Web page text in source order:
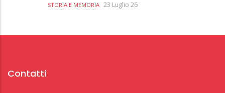
STORIA E MEMORIA 23 Luglio 26
Contatti